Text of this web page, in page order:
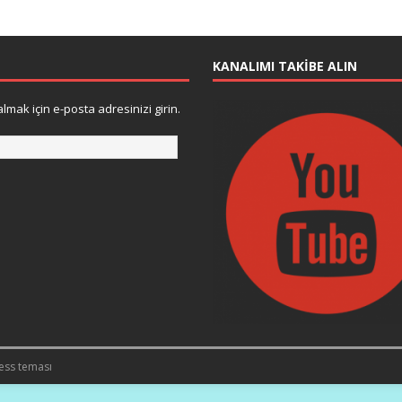
için e-posta adresinizi girin.
KANALIMI TAKIBE ALIN
teması